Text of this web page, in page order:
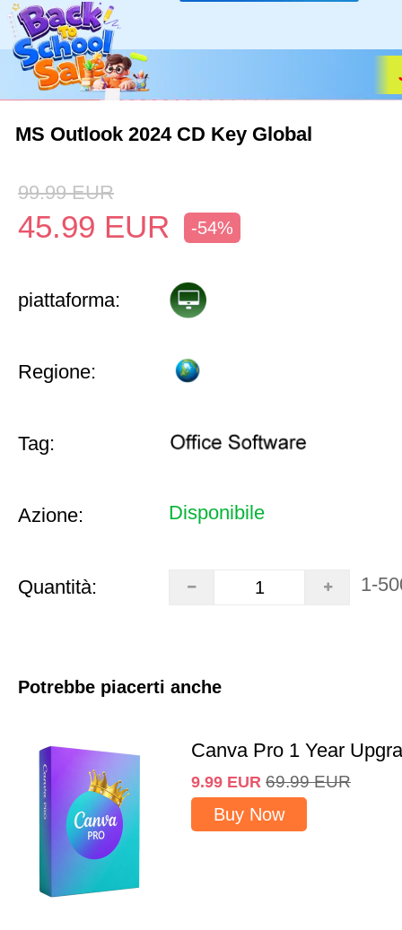
MS Outlook 2024 CD Key Global
99.99 EUR
45.99 EUR -54%
piattaforma:
Regione:
Tag:
Azione: Disponibile
Quantità: 1-
Potrebbe piacerti anche
Canva Pro 1 Year
9.99 EUR 69.99 EUR
Buy Now